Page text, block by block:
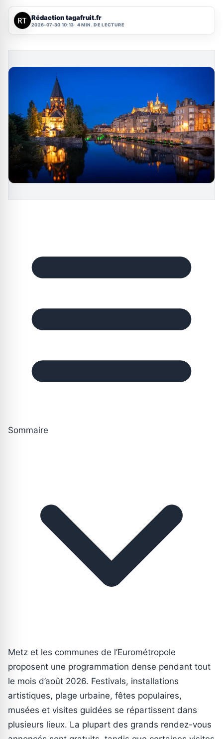
Rédaction tagafruit.fr
2026-07-30 10:13 4 MIN. DE LECTURE
Sommaire
Metz et les communes de l’Eurométropole
proposent une programmation dense pendant tout
le mois d’août 2026. Festivals, installations
artistiques, plage urbaine, fêtes populaires,
musées et visites guidées se répartissent dans
plusieurs lieux. La plupart des grands rendez-vous